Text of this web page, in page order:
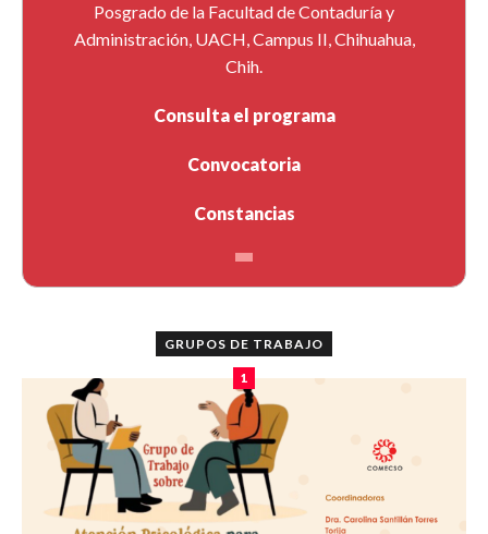
Posgrado de la Facultad de Contaduría y
Administración, UACH, Campus II, Chihuahua,
Chih.
Consulta el programa
Convocatoria
Constancias
GRUPOS DE TRABAJO
1